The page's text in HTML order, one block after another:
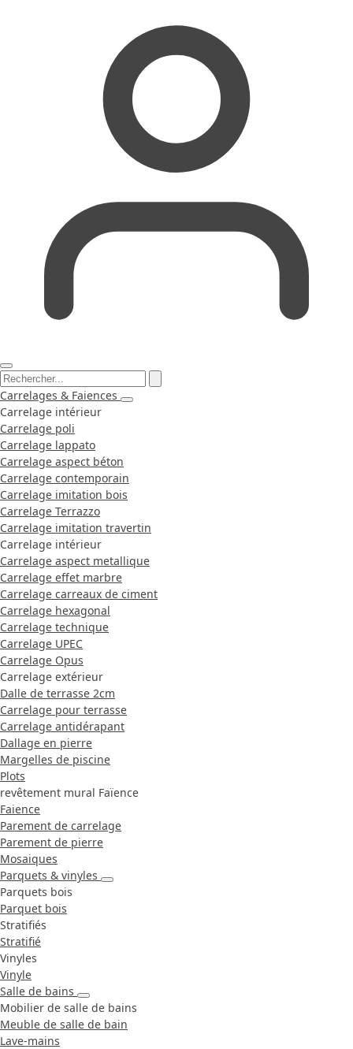
Carrelages & Faiences
Carrelage intérieur
Carrelage poli
Carrelage lappato
Carrelage aspect béton
Carrelage contemporain
Carrelage imitation bois
Carrelage Terrazzo
Carrelage imitation travertin
Carrelage intérieur
Carrelage aspect metallique
Carrelage effet marbre
Carrelage carreaux de ciment
Carrelage hexagonal
Carrelage technique
Carrelage UPEC
Carrelage Opus
Carrelage extérieur
Dalle de terrasse 2cm
Carrelage pour terrasse
Carrelage antidérapant
Dallage en pierre
Margelles de piscine
Plots
revêtement mural Faïence
Faience
Parement de carrelage
Parement de pierre
Mosaiques
Parquets & vinyles
Parquets bois
Parquet bois
Stratifiés
Stratifié
Vinyles
Vinyle
Salle de bains
Mobilier de salle de bains
Meuble de salle de bain
Lave-mains